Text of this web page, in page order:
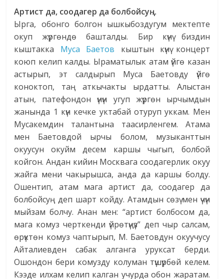
Артист да, соодагер да болбойсуң…
Ырга, обонго болгон ышкыбоздугум мектепте
окуп жүргөндө башталды. Бир күнү биздин
кыштакка Муса Баетов кыштын күнү концерт
коюп келип калды. Ыраматылык атам үйгө казан
астырып, эт салдырып Муса Баетовду үйгө
коноктоп, таң аткычакты ырдатты. Алыстан
атын, патефондон үнүн угуп жүргөн ырчымдын
жанында 1 күн кечке уктабай отуруп уккам. Мен
Мусакемдин талантына таасирленгем. Атама
мен Баетовдой ырчы болом, музыканттын
окуусун окуйм десем каршы чыгып, болбой
койгон. Андан кийин Москвага соодагерлик окуу
жайга мени чакырышса, анда да каршы болду.
Ошентип, атам мага артист да, соодагер да
болбойсуң деп шарт койду. Атамдын сөзү мен үчүн
мыйзам болчу. Анан мен: “артист болбосом да,
мага комуз черткенди үйрөтүңүз” деп чыр салсам,
өрүктөн комуз чаптырып, М. Баетовдун окуучусу
Айталиевден сабак алганга уруксат берди.
Ошондон бери комузду колуман түшүрбөй келем.
Кээде илхам келип калган учурда обон жаратам.